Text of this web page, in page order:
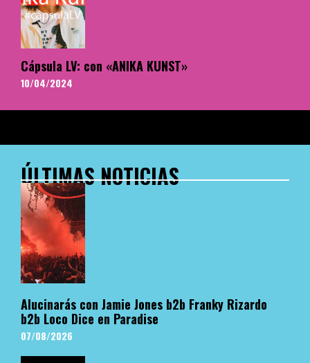
Cápsula LV: con «ANIKA KUNST»
10/04/2024
ÚLTIMAS NOTICIAS
Alucinarás con Jamie Jones b2b Franky Rizardo
b2b Loco Dice en Paradise
07/08/2026